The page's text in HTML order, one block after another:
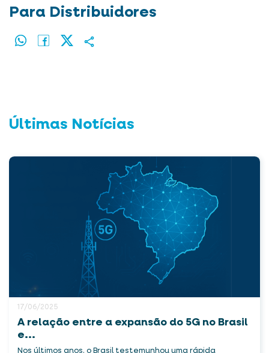
Para Distribuidores
Últimas Notícias
17/06/2025
A relação entre a expansão do 5G no Brasil
e...
Nos últimos anos, o Brasil testemunhou uma rápida